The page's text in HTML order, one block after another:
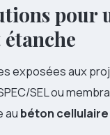
pour
exposées aux
SEL ou
au béton cellulaire